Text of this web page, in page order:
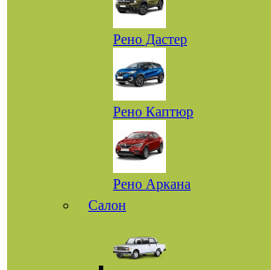
Рено Дастер
Рено Каптюр
Рено Аркана
Салон